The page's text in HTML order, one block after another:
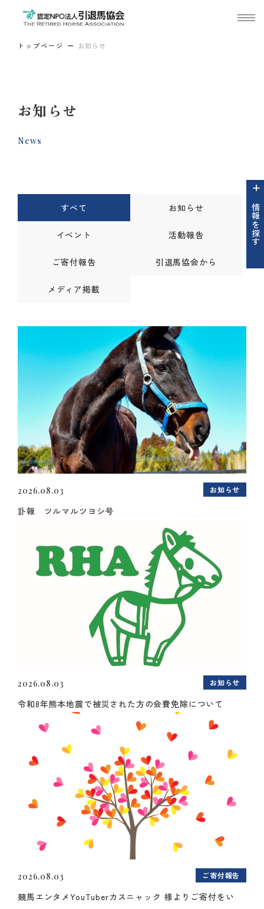
トップページ お知らせ
お知らせ
News
情報を探す
すべて お知らせ
イベント 活動報告
ご寄付報告 引退馬協会から
メディア掲載
2026.08.03 お知らせ
訃報 ツルマルツヨシ号
2026.08.03 お知らせ
令和8年熊本地震で被災された方の会費免除について
2026.08.03 ご寄付報告
競馬エンタメYouTuberカスニャック 様よりご寄付をい